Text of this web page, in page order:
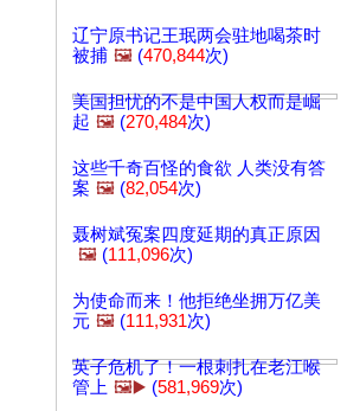
辽宁原书记王珉两会驻地喝茶时
被捕 🖼️ (470,844次)
美国担忧的不是中国人权而是崛
起 🖼️ (270,484次)
这些千奇百怪的食欲 人类没有答
案 🖼️ (82,054次)
聂树斌冤案四度延期的真正原因
🖼️ (111,096次)
为使命而来！他拒绝坐拥万亿美
元 🖼️ (111,931次)
英子危机了！一根刺扎在老江喉
管上 🖼️▶️ (581,969次)